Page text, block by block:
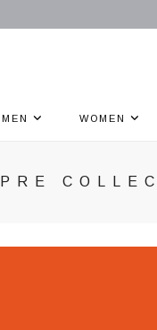
MEN WOMEN